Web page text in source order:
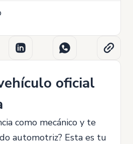
oficial
como mecánico y te
automotriz? Esta es tu